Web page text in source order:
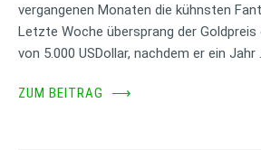
vergangenen Monaten die kühnsten
Letzte Woche übersprang der
von 5.000 USDollar, nachdem er ein Jahr
ZUM BEITRAG ⟶